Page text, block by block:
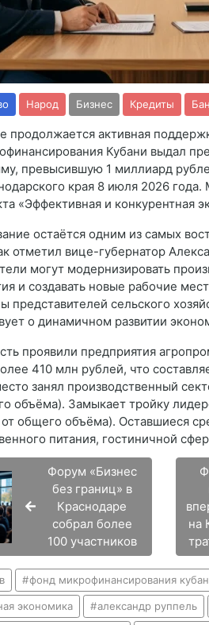
Народ Бизнес Кредиты
продолжается активная
Кубани выдал
превысившую 1 миллиард
края 8 июля 2026
«Эффективная и конкурентная
остаётся одним из самых
отметил вице-губернатор
могут модернизировать
и создавать новые рабочие
представителей сельского
о динамичном развитии
проявили предприятия
410 млн рублей, что
занял производственный
объёма). Замыкает тройку
общего объёма). Оставшиеся
питания, гостиничной
Форум «Бизнес
без границ» в
Краснодаре
собрал более
100 участников
на
фонд микрофинансирования
экономика александр руппель